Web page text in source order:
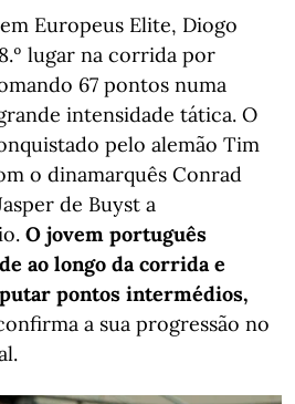
Europeus Elite, Diogo
lugar na corrida por
67 pontos numa
intensidade tática. O
pelo alemão Tim
o dinamarquês Conrad
de Buyst a
O jovem português
ao longo da corrida e
pontos intermédios,
a sua progressão no